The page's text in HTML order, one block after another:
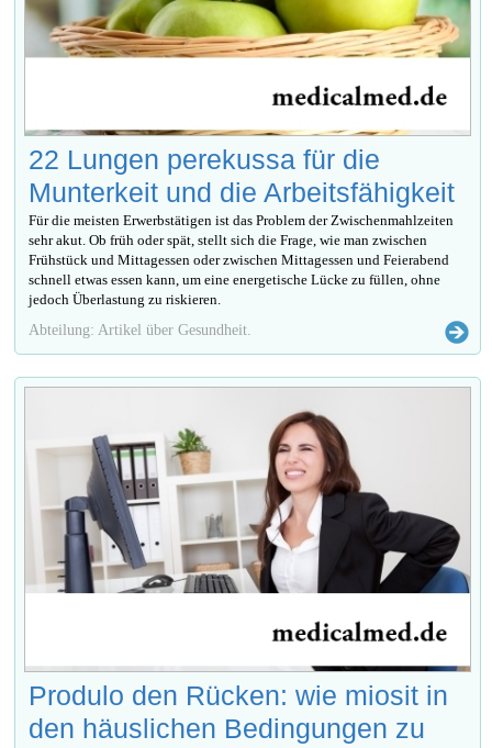
22 Lungen perekussa für die
Munterkeit und die Arbeitsfähigkeit
Für die meisten Erwerbstätigen ist das Problem der Zwischenmahlzeiten
sehr akut. Ob früh oder spät, stellt sich die Frage, wie man zwischen
Frühstück und Mittagessen oder zwischen Mittagessen und Feierabend
schnell etwas essen kann, um eine energetische Lücke zu füllen, ohne
jedoch Überlastung zu riskieren.
Abteilung: Artikel über Gesundheit.
Produlo den Rücken: wie miosit in
den häuslichen Bedingungen zu